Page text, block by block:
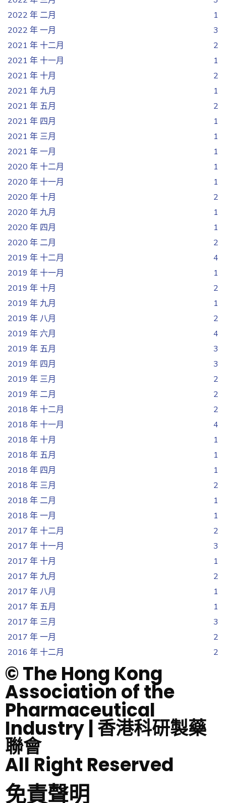
2022 年 二月
1
2022 年 一月
3
2021 年 十二月
2
2021 年 十一月
1
2021 年 十月
2
2021 年 九月
1
2021 年 五月
2
2021 年 四月
1
2021 年 三月
1
2021 年 一月
1
2020 年 十二月
1
2020 年 十一月
1
2020 年 十月
2
2020 年 九月
1
2020 年 四月
1
2020 年 二月
2
2019 年 十二月
4
2019 年 十一月
1
2019 年 十月
2
2019 年 九月
1
2019 年 八月
2
2019 年 六月
4
2019 年 五月
3
2019 年 四月
3
2019 年 三月
2
2019 年 二月
2
2018 年 十二月
2
2018 年 十一月
4
2018 年 十月
1
2018 年 五月
1
2018 年 四月
1
2018 年 三月
2
2018 年 二月
1
2018 年 一月
1
2017 年 十二月
2
2017 年 十一月
3
2017 年 十月
1
2017 年 九月
2
2017 年 八月
1
2017 年 五月
1
2017 年 三月
3
2017 年 一月
2
2016 年 十二月
2
© The Hong Kong
Association of the
Pharmaceutical
Industry | 香港科研製藥
聯會
All Right Reserved
免責聲明